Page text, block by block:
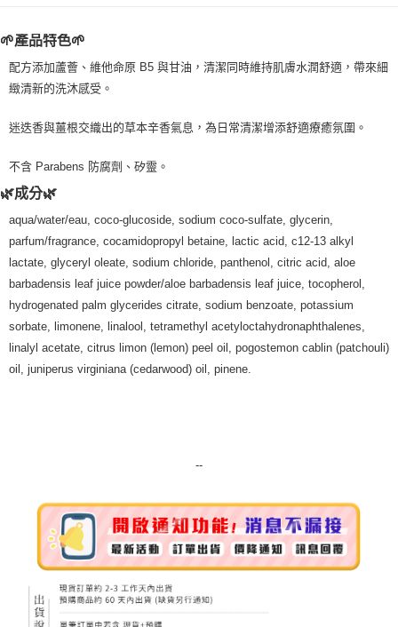
全家取貨付款
每筆NT$80，滿NT$999(含以上)免運費
每筆NT$80，滿NT$999(含以上)免運費
7-11純取貨 (先付款
每筆NT$80，滿NT$999(含以上)免運費
宅配
每筆NT$100，滿NT$999(含以上)免運費
離島宅配（澎湖、金門、馬祖、小琉球）
每筆NT$250，滿NT$3,000(含以上)免運費
🌱產品特色🌱
配方添加蘆薈、維他命原 B5 與甘油，清潔同時維持肌膚水潤舒適，帶來細
緻清新的洗沐感受。
迷迭香與薑根交織出的草本辛香氣息，為日常清潔增添舒適療癒氛圍。
不含 Parabens 防腐劑、矽靈。
🌿成分🌿
aqua/water/eau, coco-glucoside, sodium coco-sulfate, glycerin,
parfum/fragrance, cocamidopropyl betaine, lactic acid, c12-13 alkyl
lactate, glyceryl oleate, sodium chloride, panthenol, citric acid, aloe
barbadensis leaf juice powder/aloe barbadensis leaf juice, tocopherol,
hydrogenated palm glycerides citrate, sodium benzoate, potassium
sorbate, limonene, linalool, tetramethyl acetyloctahydronaphthalenes,
linalyl acetate, citrus limon (lemon) peel oil, pogostemon cablin (patchouli)
oil, juniperus virginiana (cedarwood) oil, pinene.
--